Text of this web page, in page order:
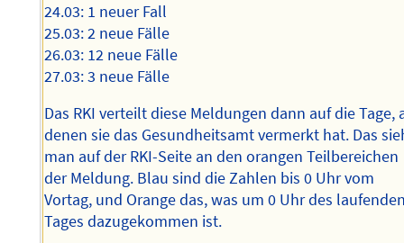
24.03: 1 neuer Fall
25.03: 2 neue Fälle
26.03: 12 neue Fälle
27.03: 3 neue Fälle
Das RKI verteilt diese Meldungen dann auf die Tage,
denen sie das Gesundheitsamt vermerkt hat. Das
man auf der RKI-Seite an den orangen Teilbereichen
der Meldung. Blau sind die Zahlen bis 0 Uhr vom
Vortag, und Orange das, was um 0 Uhr des
Tages dazugekommen ist.